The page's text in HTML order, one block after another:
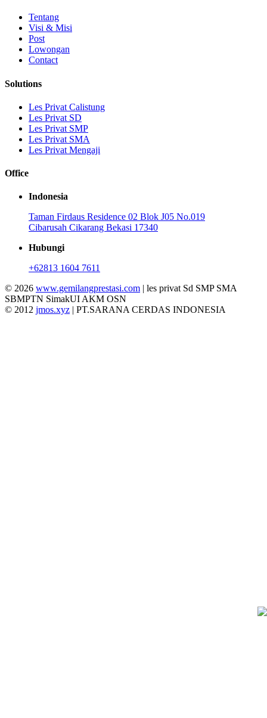
Tentang
Visi & Misi
Post
Lowongan
Contact
Solutions
Les Privat Calistung
Les Privat SD
Les Privat SMP
Les Privat SMA
Les Privat Mengaji
Office
Indonesia
Taman Firdaus Residence 02 Blok J05 No.019
Cibarusah Cikarang Bekasi 17340
Hubungi
+62813 1604 7611
© 2026 www.gemilangprestasi.com | les privat Sd SMP SMA
SBMPTN SimakUI AKM OSN
© 2012 jmos.xyz | PT.SARANA CERDAS INDONESIA